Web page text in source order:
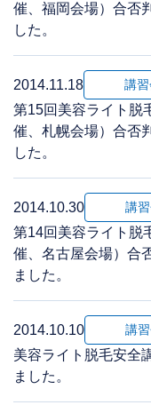
催、福岡会場）合否
した。
2014.11.18 講
第15回美容ライト脱
催、札幌会場）合否
した。
2014.10.30 講
第14回美容ライト脱
催、名古屋会場）合
ました。
2014.10.10 講
美容ライト脱毛安全
ました。